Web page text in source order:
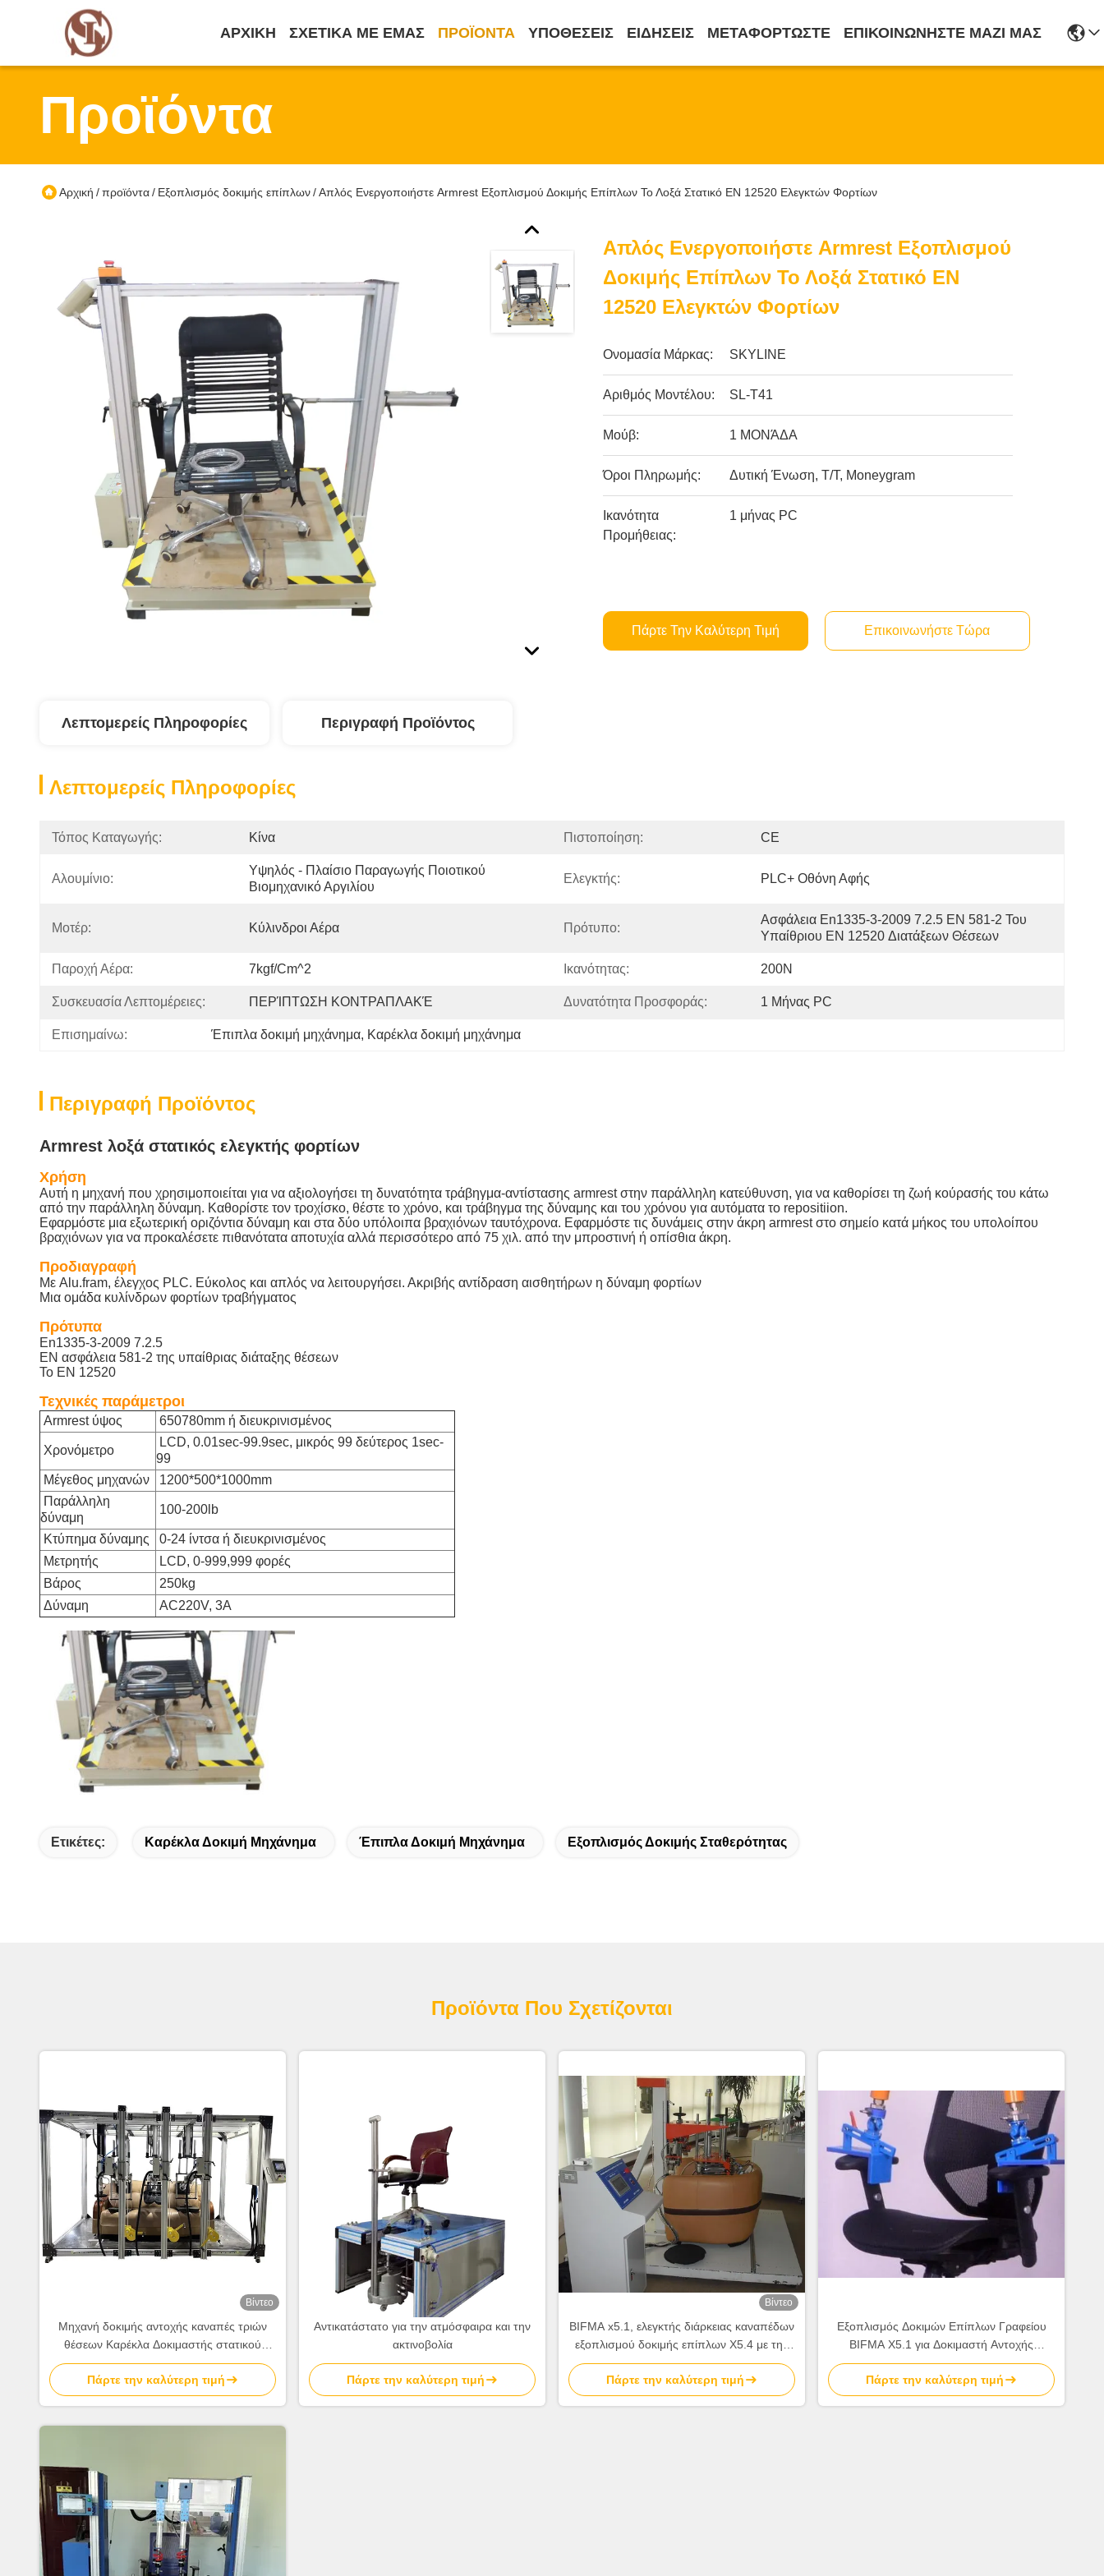
ΑΡΧΙΚΉ ΣΧΕΤΙΚΆ ΜΕ ΕΜΆΣ ΠΡΟΪΌΝΤΑ ΥΠΟΘΈΣΕΙΣ ΕΙΔΉΣΕΙΣ ΜΕΤΑΦΟΡΤΏΣΤΕ ΕΠΙΚΟΙΝΩΝΉΣΤΕ ΜΑΖΊ ΜΑΣ
Προϊόντα
Αρχική /προϊόντα/ Εξοπλισμός δοκιμής επίπλων/Απλός Ενεργοποιήστε Armrest Εξοπλισμού Δοκιμής Επίπλων Το Λοξά Στατικό EN 12520 Ελεγκτών Φορτίων
Απλός Ενεργοποιήστε Armrest Εξοπλισμού
Δοκιμής Επίπλων Το Λοξά Στατικό EN
12520 Ελεγκτών Φορτίων
Ονομασία Μάρκας: SKYLINE
Αριθμός Μοντέλου: SL-T41
Μούβ: 1 ΜΟΝΆΔΑ
Όροι Πληρωμής: Δυτική Ένωση, T/T, Moneygram
Ικανότητα
Προμήθειας:
1 μήνας PC
Πάρτε Την Καλύτερη Τιμή Επικοινωνήστε Τώρα
Λεπτομερείς Πληροφορίες Περιγραφή Προϊόντος
Λεπτομερείς Πληροφορίες
Τόπος Καταγωγής: Κίνα Πιστοποίηση: CE
Αλουμίνιο:
Υψηλός - Πλαίσιο Παραγωγής Ποιοτικού
Βιομηχανικό Αργιλίου
Ελεγκτής: PLC+ Οθόνη Αφής
Μοτέρ: Κύλινδροι Αέρα Πρότυπο:
Ασφάλεια En1335-3-2009 7.2.5 EN 581-2 Του
Υπαίθριου EN 12520 Διατάξεων Θέσεων
Παροχή Αέρα: 7kgf/cm^2 Ικανότητας: 200N
Συσκευασία Λεπτομέρειες: ΠΕΡΊΠΤΩΣΗ ΚΟΝΤΡΑΠΛΑΚΈ Δυνατότητα Προσφοράς: 1 Μήνας PC
Επισημαίνω: Έπιπλα δοκιμή μηχάνημα, Καρέκλα δοκιμή μηχάνημα
Περιγραφή Προϊόντος
Armrest λοξά στατικός ελεγκτής φορτίων
Χρήση
Αυτή η μηχανή που χρησιμοποιείται για να αξιολογήσει τη δυνατότητα τράβηγμα-αντίστασης armrest στην παράλληλη κατεύθυνση, για να καθορίσει τη ζωή κούρασής του κάτω
από την παράλληλη δύναμη. Καθορίστε τον τροχίσκο, θέστε το χρόνο, και τράβηγμα της δύναμης και του χρόνου για αυτόματα το repositiion.
Εφαρμόστε μια εξωτερική οριζόντια δύναμη και στα δύο υπόλοιπα βραχιόνων ταυτόχρονα. Εφαρμόστε τις δυνάμεις στην άκρη armrestστο σημείο κατά μήκος του υπολοίπου
βραχιόνων για να προκαλέσετε πιθανότατα αποτυχία αλλά περισσότερο από 75 χιλ. από την μπροστινή ή οπίσθια άκρη.
Προδιαγραφή
Με Alu.fram, έλεγχος PLC. Εύκολος και απλός να λειτουργήσει. Ακριβής αντίδραση αισθητήρων η δύναμη φορτίων
Μια ομάδα κυλίνδρων φορτίων τραβήγματος
Πρότυπα
En1335-3-2009 7.2.5
EN ασφάλεια 581-2 της υπαίθριας διάταξης θέσεων
Το EN 12520
Τεχνικές παράμετροι
Armrest ύψος 650780mm ή διευκρινισμένος
Χρονόμετρο
LCD, 0.01sec-99.9sec, μικρός 99 δεύτερος 1sec-
99
Μέγεθος μηχανών
1200*500*1000mm
Παράλληλη
δύναμη
100-200lb
Κτύπημα δύναμης
0-24 ίντσα ή διευκρινισμένος
Μετρητής
LCD, 0-999,999 φορές
Βάρος
250kg
Δύναμη
AC220V, 3A
Ετικέτες: Καρέκλα Δοκιμή Μηχάνημα Έπιπλα Δοκιμή Μηχάνημα Εξοπλισμός Δοκιμής Σταθερότητας
Προϊόντα Που Σχετίζονται
Βίντεο
Μηχανή δοκιμής αντοχής καναπές τριών
θέσεων Καρέκλα Δοκιμαστής στατικού
φόρτωσης Πανεπιστημιακή μηχανή δοκιμής
EN 1728 EN12520
Πάρτε την καλύτερη τιμή
Αντικατάστατο για την ατμόσφαιρα και την
ακτινοβολία
Πάρτε την καλύτερη τιμή
Βίντεο
BIFMA x5.1, ελεγκτής διάρκειας καναπέδων
εξοπλισμού δοκιμής επίπλων X5.4 με την
οθόνη αφής PLC
Πάρτε την καλύτερη τιμή
Εξοπλισμός Δοκιμών Επίπλων Γραφείου
BIFMA X5.1 για Δοκιμαστή Αντοχής
Υποβραχιονίου Καρέκλας
Πάρτε την καλύτερη τιμή